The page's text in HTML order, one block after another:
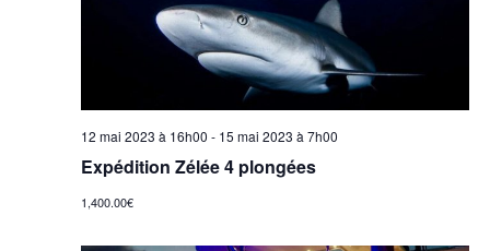
12 mai 2023 à 16h00 - 15 mai 2023 à 7h00
Expédition Zélée 4 plongées
1,400.00€